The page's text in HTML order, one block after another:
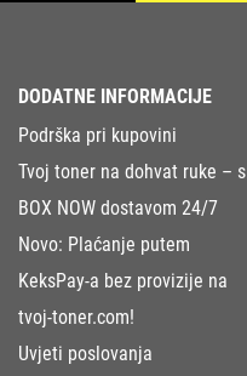
DODATNE INFORMACIJE
Podrška pri kupovini
Tvoj toner na dohvat ruke – s
BOX NOW dostavom 24/7
Novo: Plaćanje putem
KeksPay-a bez provizije na
tvoj-toner.com!
Uvjeti poslovanja